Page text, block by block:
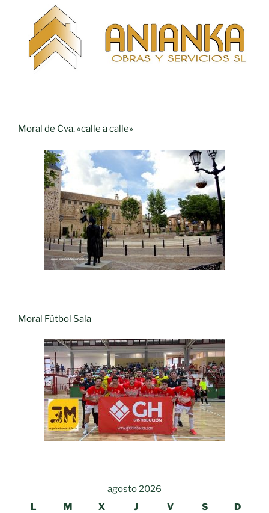
Moral de Cva. «calle a calle»
Moral Fútbol Sala
agosto 2026
L
M X J V S D